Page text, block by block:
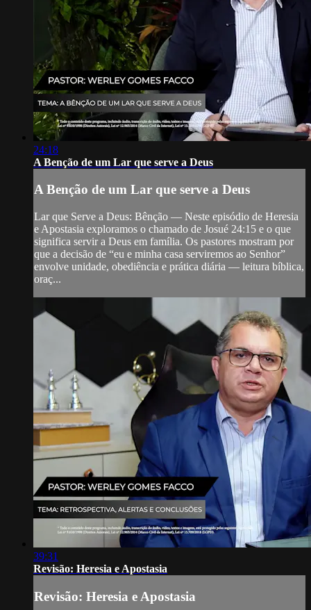
24:18
A Benção de um Lar que serve a Deus
A Benção de um Lar que serve a Deus
Lar que Serve a Deus: Bênção — Neste episódio de Heresia
e Apostasia exploramos o chamado de Josué 24:15 e o que
significa servir a Deus em família. Os pastores mostram por
que a decisão de “eu e minha casa serviremos ao Senhor”
envolve unidade, obediência e prática diária — leitura bíblica,
oraç...
39:31
Revisão: Heresia e Apostasia
Revisão: Heresia e Apostasia